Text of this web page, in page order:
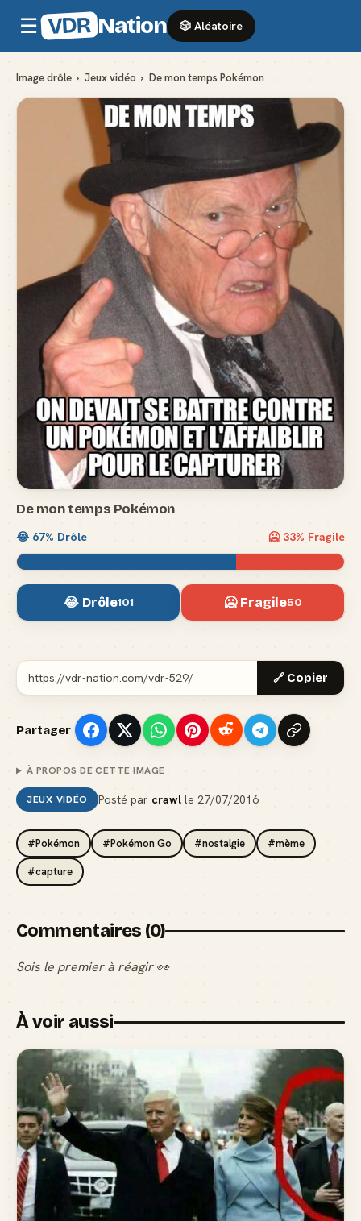
☰ VDR Nation 🎲 Aléatoire
Image drôle › Jeux vidéo › De mon temps Pokémon
De mon temps Pokémon
😂 67% Drôle 🥶 33% Fragile
😂 Drôle101 🥶 Fragile50
🔗 Copier
Partager
À PROPOS DE CETTE IMAGE
JEUX VIDÉO Posté par crawl le 27/07/2016
#Pokémon #Pokémon Go #nostalgie #mème
#capture
Commentaires (0)
Sois le premier à réagir 👀
À voir aussi